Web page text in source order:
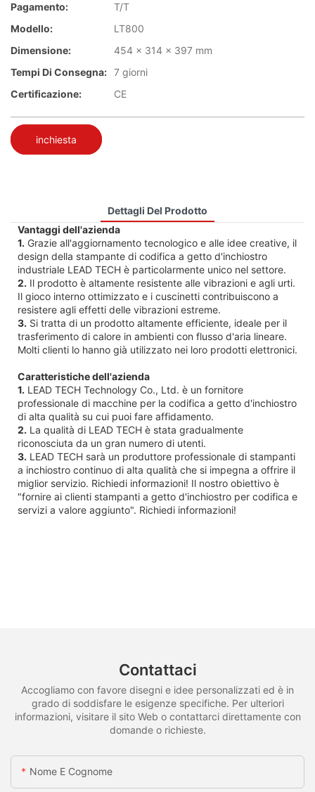
Pagamento:
T/T
Modello:
LT800
Dimensione:
454 x 314 x 397 mm
Tempi Di Consegna: 7 giorni
Certificazione:
CE
inchiesta
Dettagli Del Prodotto
Vantaggi dell'azienda
1. Grazie all'aggiornamento tecnologico e alle idee creative, il
design della stampante di codifica a getto d'inchiostro
industriale LEAD TECH è particolarmente unico nel settore.
2. Il prodotto è altamente resistente alle vibrazioni e agli urti.
Il gioco interno ottimizzato e i cuscinetti contribuiscono a
resistere agli effetti delle vibrazioni estreme.
3. Si tratta di un prodotto altamente efficiente, ideale per il
trasferimento di calore in ambienti con flusso d'aria lineare.
Molti clienti lo hanno già utilizzato nei loro prodotti elettronici.
Caratteristiche dell'azienda
1. LEAD TECH Technology Co., Ltd. è un fornitore
professionale di macchine per la codifica a getto d'inchiostro
di alta qualità su cui puoi fare affidamento.
2. La qualità di LEAD TECH è stata gradualmente
riconosciuta da un gran numero di utenti.
3. LEAD TECH sarà un produttore professionale di stampanti
a inchiostro continuo di alta qualità che si impegna a offrire il
miglior servizio. Richiedi informazioni! Il nostro obiettivo è
"fornire ai clienti stampanti a getto d'inchiostro per codifica e
servizi a valore aggiunto". Richiedi informazioni!
Contattaci
Accogliamo con favore disegni e idee personalizzati ed è in
grado di soddisfare le esigenze specifiche. Per ulteriori
informazioni, visitare il sito Web o contattarci direttamente con
domande o richieste.
Nome E Cognome